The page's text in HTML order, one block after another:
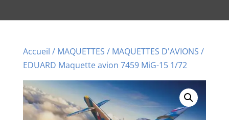
Accueil / MAQUETTES / MAQUETTES D'AVIONS /
EDUARD Maquette avion 7459 MiG-15 1/72